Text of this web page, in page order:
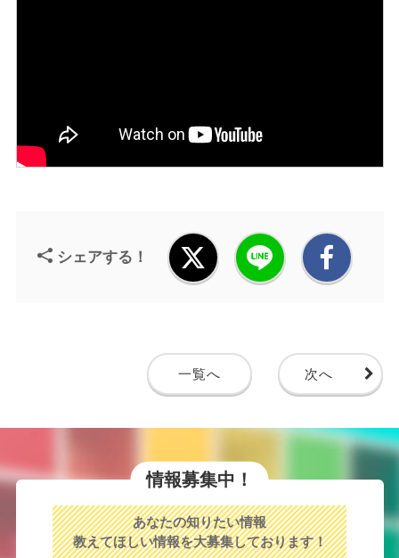
シェアする！
一覧へ 次へ
情報募集中！
あなたの知りたい情報
教えてほしい情報を大募集しております！